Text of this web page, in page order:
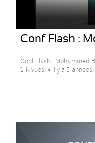
Conf Flash :
Conf Flash : Mohammed
1 K vues
Il y a 5 années